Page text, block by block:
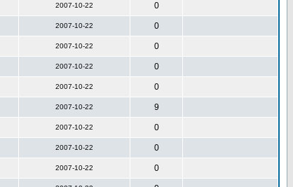
2007-10-22 0
2007-10-22 0
2007-10-22 0
2007-10-22 0
2007-10-22 0
2007-10-22 9
2007-10-22 0
2007-10-22 0
2007-10-22 0